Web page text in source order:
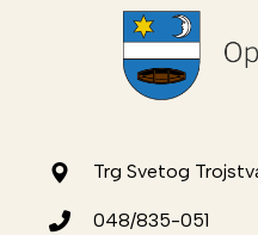
Trg Svetog
048/835-051